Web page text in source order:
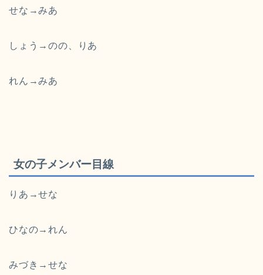
せな→みあ
しょう→のの、りあ
れん→みあ
女の子メンバー目線
りあ→せな
ひなの→れん
みづき→せな